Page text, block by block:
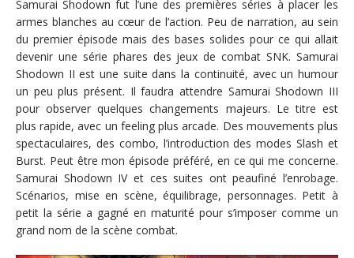
Samurai Shodown fut l’une des premières séries à placer les
armes blanches au cœur de l’action. Peu de narration, au sein
du premier épisode mais des bases solides pour ce qui allait
devenir une série phares des jeux de combat SNK. Samurai
Shodown II est une suite dans la continuité, avec un humour
un peu plus présent. Il faudra attendre Samurai Shodown III
pour observer quelques changements majeurs. Le titre est
plus rapide, avec un feeling plus arcade. Des mouvements plus
spectaculaires, des combo, l’introduction des modes Slash et
Burst. Peut être mon épisode préféré, en ce qui me concerne.
Samurai Shodown IV et ces suites ont peaufiné l’enrobage.
Scénarios, mise en scène, équilibrage, personnages. Petit à
petit la série a gagné en maturité pour s’imposer comme un
grand nom de la scène combat.